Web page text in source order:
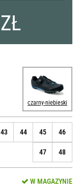
ZŁ
czarny-niebieski
43 44 45 46
47 48
W MAGAZYNIE